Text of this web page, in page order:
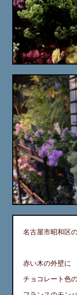
名古屋市昭和区
赤い木の外壁に
チョコレート色